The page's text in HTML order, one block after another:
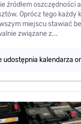
źródłem oszczędności
Oprócz tego każdy
miejscu stawiać
związane z...
udostępnia kalendarza